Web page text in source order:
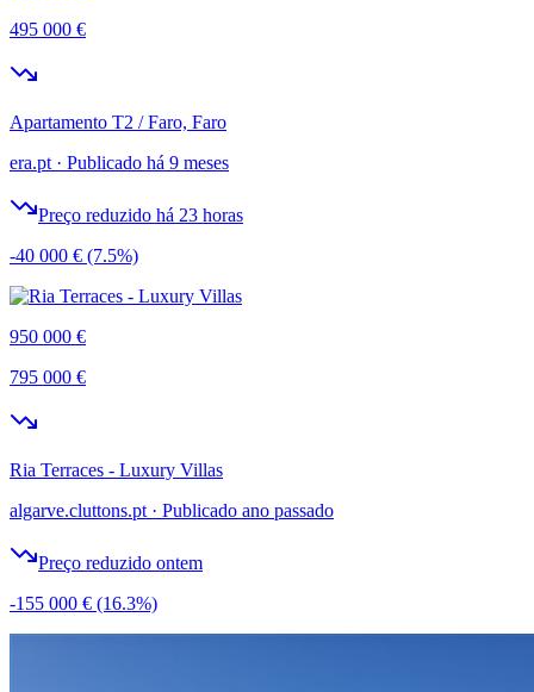
495 000 €
Apartamento T2 / Faro, Faro
era.pt · Publicado há 9 meses
Preço reduzido há 23 horas
-40 000 € (7.5%)
950 000 €
795 000 €
Ria Terraces - Luxury Villas
algarve.cluttons.pt · Publicado ano passado
Preço reduzido ontem
-155 000 € (16.3%)